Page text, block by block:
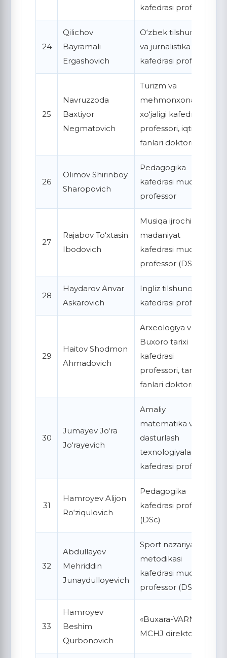
kafedrasi professori
24
Qilichov
Bayramali
Ergashovich
O‘zbek tilshunosligi
va jurnalistika
kafedrasi professori
25
Navruzzoda
Baxtiyor
Negmatovich
Turizm va
mehmonxona
xo‘jaligi kafedrasi
professori, iqtisod
fanlari doktori
26
Olimov Shirinboy
Sharopovich
Pedagogika
kafedrasi mudiri,
professor
27
Rajabov To‘xtasin
Ibodovich
Musiqa ijrochiligi va
madaniyat
kafedrasi mudiri,
professor (DSc)
28
Haydarov Anvar
Askarovich
Ingliz tilshunosligi
kafedrasi professori
29
Haitov Shodmon
Ahmadovich
Arxeologiya va
Buxoro tarixi
kafedrasi
professori, tarix
fanlari doktori
30
Jumayev Jo‘ra
Jo‘rayevich
Amaliy
matematika va
dasturlash
texnologiyalari
kafedrasi professori
31
Hamroyev Alijon
Ro‘ziqulovich
Pedagogika
kafedrasi professori
(DSc)
32
Abdullayev
Mehriddin
Junaydulloyevich
Sport nazariyasi va
metodikasi
kafedrasi mudiri,
professor (DSc)
33
Hamroyev
Beshim
Qurbonovich
«Buxara-VARNET»
MCHJ direktori